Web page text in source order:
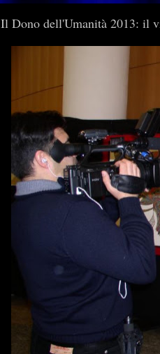
Il Dono dell'Umanità 2013: il